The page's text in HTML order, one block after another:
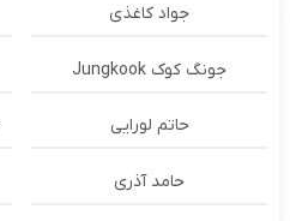
جواد کاغذی
جونگ کوک Jungkook
حاتم لورایی
حامد آذری